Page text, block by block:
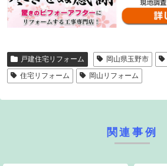
戸建住宅リフォーム 岡山県玉野市
住宅リフォーム
岡山リフォーム
関連事例